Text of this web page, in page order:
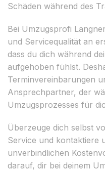
Schäden während des
Bei Umzugsprofi
und Servicequalität an
dass du dich während
aufgehoben fühlst.
Terminvereinbarungen
Ansprechpartner, der
Umzugsprozesses für
Überzeuge dich selbst
Service und kontaktiere
unverbindlichen
darauf, dir bei deinem